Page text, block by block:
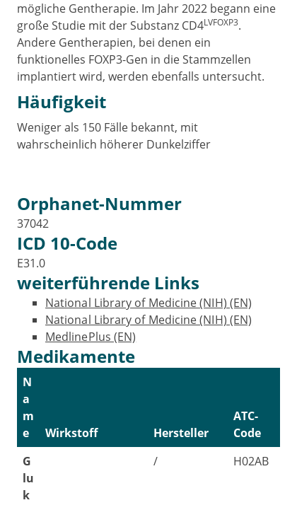
mögliche Gentherapie. Im Jahr 2022 begann eine
große Studie mit der Substanz CD4LVFOXP3.
Andere Gentherapien, bei denen ein
funktionelles FOXP3-Gen in die Stammzellen
implantiert wird, werden ebenfalls untersucht.
Häufigkeit
Weniger als 150 Fälle bekannt, mit
wahrscheinlich höherer Dunkelziffer
Orphanet-Nummer
37042
ICD 10-Code
E31.0
weiterführende Links
National Library of Medicine (NIH) (EN)
National Library of Medicine (NIH) (EN)
MedlinePlus (EN)
Medikamente
N
a
m
e
Wirkstoff Hersteller
ATC-
Code
G
lu
k
/ H02AB